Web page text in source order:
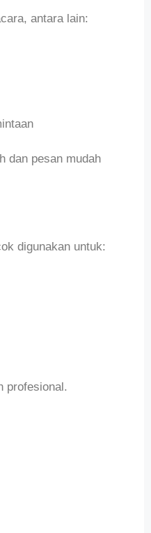
antara lain:
dan pesan mudah
digunakan untuk:
profesional.